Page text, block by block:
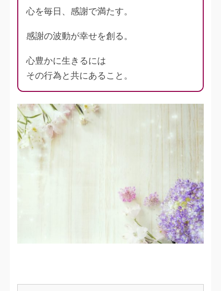
心を毎日、感謝で満たす。
感謝の波動が幸せを創る。
心豊かに生きるには
その行為と共にあること。